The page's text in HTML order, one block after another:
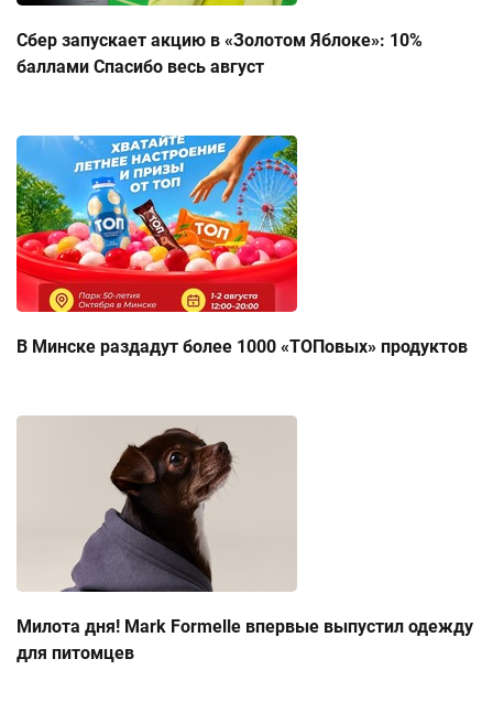
Сбер запускает акцию в «Золотом Яблоке»: 10%
баллами Спасибо весь август
В Минске раздадут более 1000 «ТОПовых» продуктов
Милота дня! Mark Formelle впервые выпустил одежду
для питомцев